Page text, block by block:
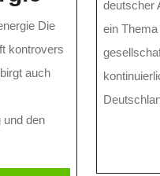
Und
Die
Chancen
Die
kontrovers
auch
und den
deutscher
ein